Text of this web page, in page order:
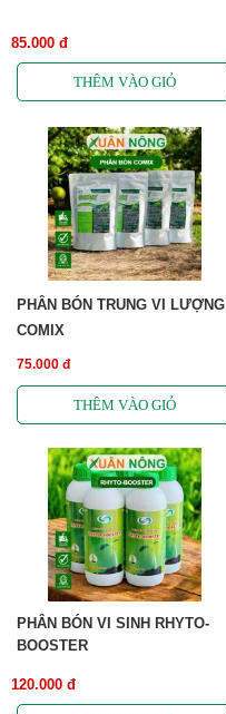
85.000 đ
PHÂN BÓN TRUNG VI LƯỢNG
COMIX
75.000 đ
PHÂN BÓN VI SINH RHYTO-
BOOSTER
120.000 đ